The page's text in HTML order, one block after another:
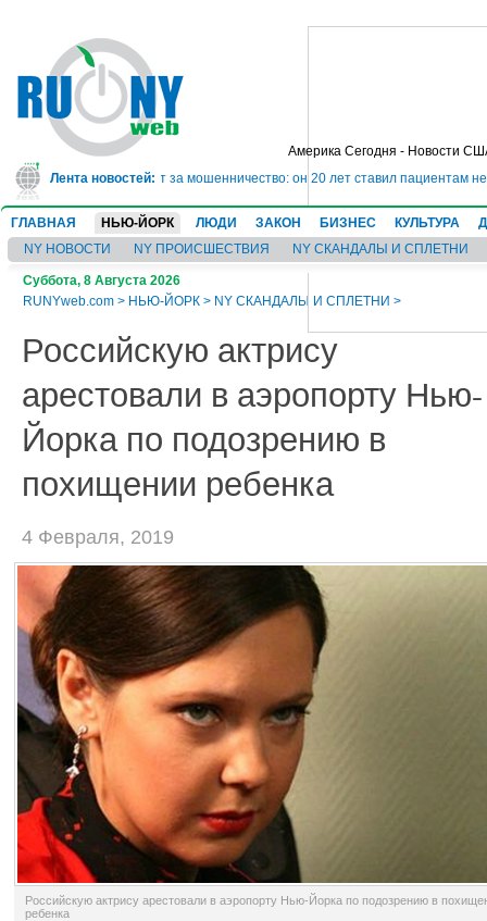
Америка Сегодня - Новости
Лента новостей:
в тюрьму на 10 лет за мошенничество: он 20 лет ставил пациентам
ГЛАВНАЯ НЬЮ-ЙОРК ЛЮДИ ЗАКОН БИЗНЕС КУЛЬТУРА
NY НОВОСТИ
NY ПРОИСШЕСТВИЯ NY СКАНДАЛЫ И СПЛЕТНИ
Суббота, 8 Августа 2026
RUNYweb.com > НЬЮ-ЙОРК > NY СКАНДАЛЫ И СПЛЕТНИ >
Российскую актрису
арестовали в аэропорту Нью-
Йорка по подозрению в
похищении ребенка
4 Февраля, 2019
Российскую актрису арестовали в аэропорту Нью-Йорка по подозрению в
ребенка